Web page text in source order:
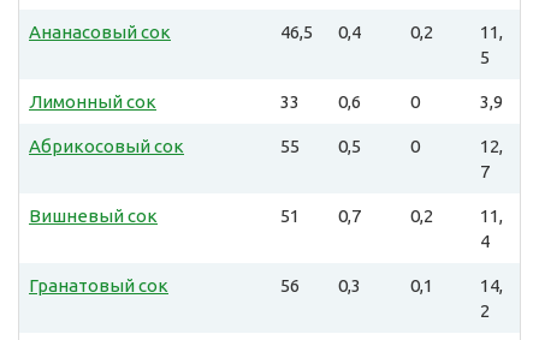
Ананасовый сок 46,5 0,4 0,2
11,
5
Лимонный сок 33 0,6 0 3,9
Абрикосовый сок 55 0,5 0
12,
7
Вишневый сок 51 0,7 0,2
11,
4
Гранатовый сок 56 0,3 0,1
14,
2